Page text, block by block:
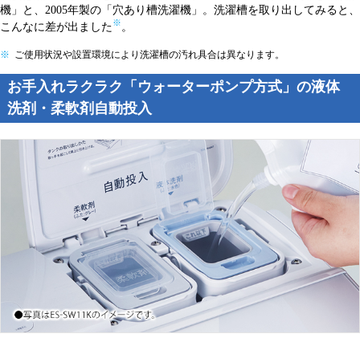
機」と、2005年製の「穴あり槽洗濯機」。洗濯槽を取り出してみると、
こんなに差が出ました※ 。
※ ご使用状況や設置環境により洗濯槽の汚れ具合は異なります。
お手入れラクラク「ウォーターポンプ方式」の液体
洗剤・柔軟剤自動投入